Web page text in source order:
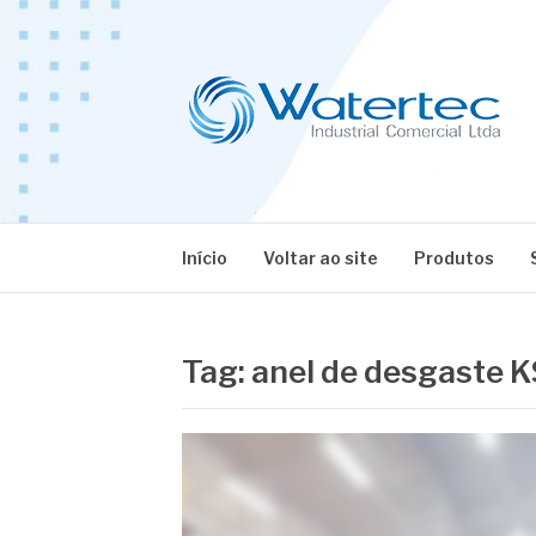
Pular
para
conteúdo
Início Voltar ao site Produtos
Tag: anel de desgaste